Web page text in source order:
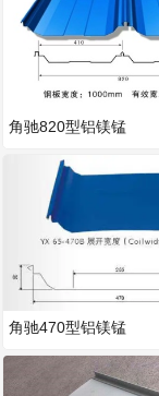
角驰820型铝镁锰
角驰470型铝镁锰